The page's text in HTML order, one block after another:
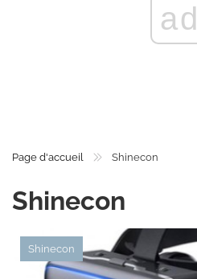
ad
Page d'accueil Shinecon
Shinecon
Shinecon